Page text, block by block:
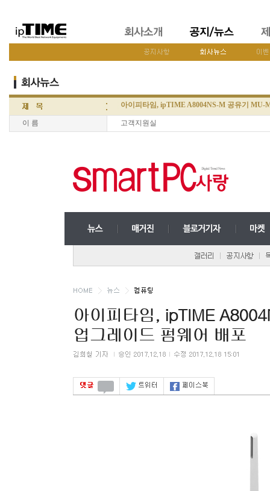
아이피타임, ipTIME A8004NS-M 공유기 MU-
이 름 고객지원실